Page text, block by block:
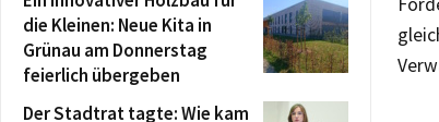
die Kleinen: Neue Kita in
Grünau am Donnerstag
feierlich übergeben
Der Stadtrat tagte: Wie kam